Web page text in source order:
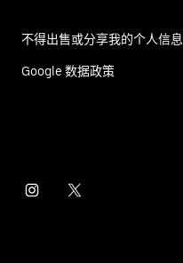
不得出售或分享我的个人信息
Google 数据政策